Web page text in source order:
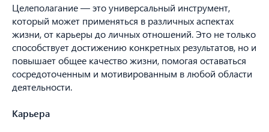
Целеполагание — это универсальный инструмент,
который может применяться в различных аспектах
жизни, от карьеры до личных отношений. Это не только
способствует достижению конкретных результатов, но и
повышает общее качество жизни, помогая оставаться
сосредоточенным и мотивированным в любой области
деятельности.
Карьера